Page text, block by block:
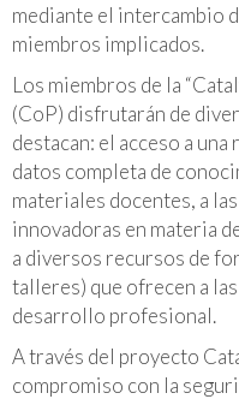
mediante el intercambio
miembros implicados.
Los miembros de la
(CoP) disfrutarán de
destacan: el acceso a una
datos completa de
materiales docentes, a
innovadoras en materia
a diversos recursos de
talleres) que ofrecen a
desarrollo profesional.
A través del proyecto
compromiso con la